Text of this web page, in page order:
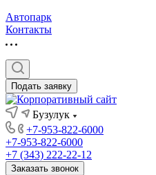
Автопарк
Контакты
Подать заявку
Бузулук
+7-953-822-6000
+7-953-822-6000
+7 (343) 222-22-12
Заказать звонок